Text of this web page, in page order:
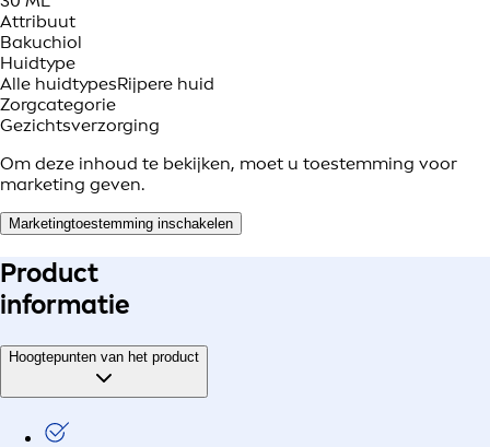
Attribuut
Bakuchiol
Huidtype
Alle huidtypesRijpere huid
Zorgcategorie
Gezichtsverzorging
Om deze inhoud te bekijken, moet u toestemming voor
marketing geven.
Marketingtoestemming inschakelen
Product
informatie
Hoogtepunten van het product